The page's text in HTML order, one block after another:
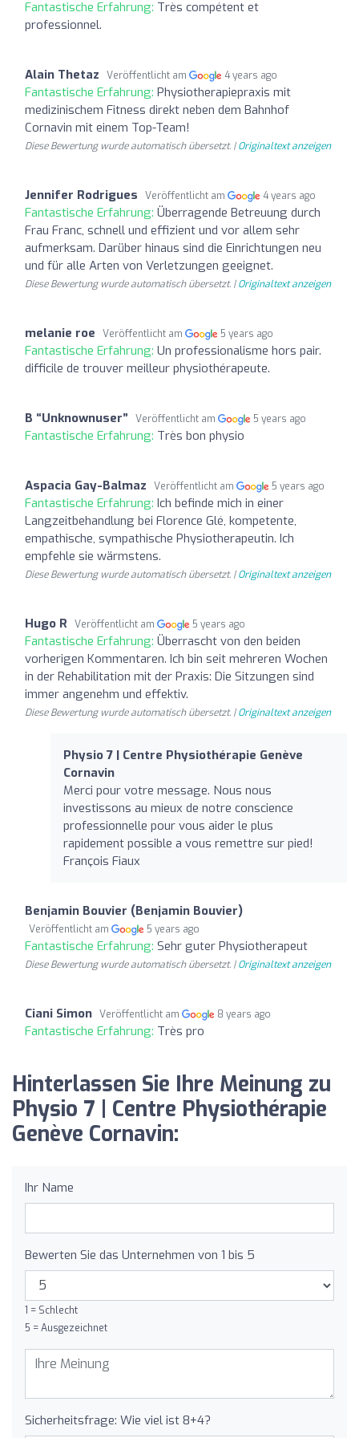
Fantastische Erfahrung: Très compétent et
professionnel.
Alain Thetaz Veröffentlicht am 4 years ago
Fantastische Erfahrung: Physiotherapiepraxis mit
medizinischem Fitness direkt neben dem Bahnhof
Cornavin mit einem Top-Team!
Diese Bewertung wurde automatisch übersetzt. |Originaltext anzeigen
Jennifer Rodrigues Veröffentlicht am 4 years ago
Fantastische Erfahrung: Überragende Betreuung durch
Frau Franc, schnell und effizient und vor allem sehr
aufmerksam. Darüber hinaus sind die Einrichtungen neu
und für alle Arten von Verletzungen geeignet.
Diese Bewertung wurde automatisch übersetzt. |Originaltext anzeigen
melanie roe Veröffentlicht am 5 years ago
Fantastische Erfahrung: Un professionalisme hors pair.
difficile de trouver meilleur physiothérapeute.
B “Unknownuser” Veröffentlicht am 5 years ago
Fantastische Erfahrung: Très bon physio
Aspacia Gay-Balmaz Veröffentlicht am 5 years ago
Fantastische Erfahrung: Ich befinde mich in einer
Langzeitbehandlung bei Florence Glé, kompetente,
empathische, sympathische Physiotherapeutin. Ich
empfehle sie wärmstens.
Diese Bewertung wurde automatisch übersetzt. |Originaltext anzeigen
Hugo R Veröffentlicht am 5 years ago
Fantastische Erfahrung: Überrascht von den beiden
vorherigen Kommentaren. Ich bin seit mehreren Wochen
in der Rehabilitation mit der Praxis: Die Sitzungen sind
immer angenehm und effektiv.
Diese Bewertung wurde automatisch übersetzt. |Originaltext anzeigen
Physio 7 | Centre Physiothérapie Genève
Cornavin
Merci pour votre message. Nous nous
investissons au mieux de notre conscience
professionnelle pour vous aider le plus
rapidement possible a vous remettre sur pied!
François Fiaux
Benjamin Bouvier (Benjamin Bouvier)
Veröffentlicht am 5 years ago
Fantastische Erfahrung: Sehr guter Physiotherapeut
Diese Bewertung wurde automatisch übersetzt. |Originaltext anzeigen
Ciani Simon Veröffentlicht am 8 years ago
Fantastische Erfahrung: Très pro
Hinterlassen Sie Ihre Meinung zu
Physio 7 | Centre Physiothérapie
Genève Cornavin:
Ihr Name
Bewerten Sie das Unternehmen von 1 bis 5
1 = Schlecht
5 = Ausgezeichnet
Sicherheitsfrage: Wie viel ist 8+4?